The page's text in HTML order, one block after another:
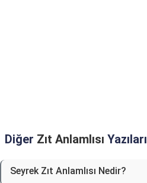
Diğer Zıt Anlamlısı Yazıları
Seyrek Zıt Anlamlısı Nedir?